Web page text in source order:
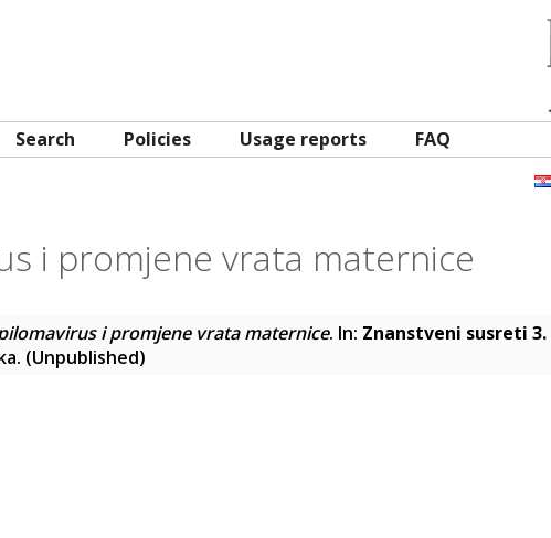
Search Policies Usage reports FAQ
i promjene vrata maternice
i promjene vrata maternice. In: Znanstveni susreti 3.
(Unpublished)